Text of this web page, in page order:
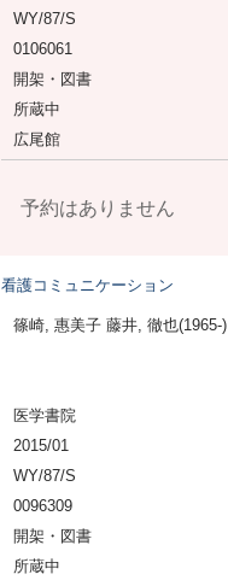
WY/87/S
0106061
開架・図書
所蔵中
広尾館
予約はありません
看護コミュニケーション
篠崎, 惠美子 藤井, 徹也(1965-)
医学書院
2015/01
WY/87/S
0096309
開架・図書
所蔵中